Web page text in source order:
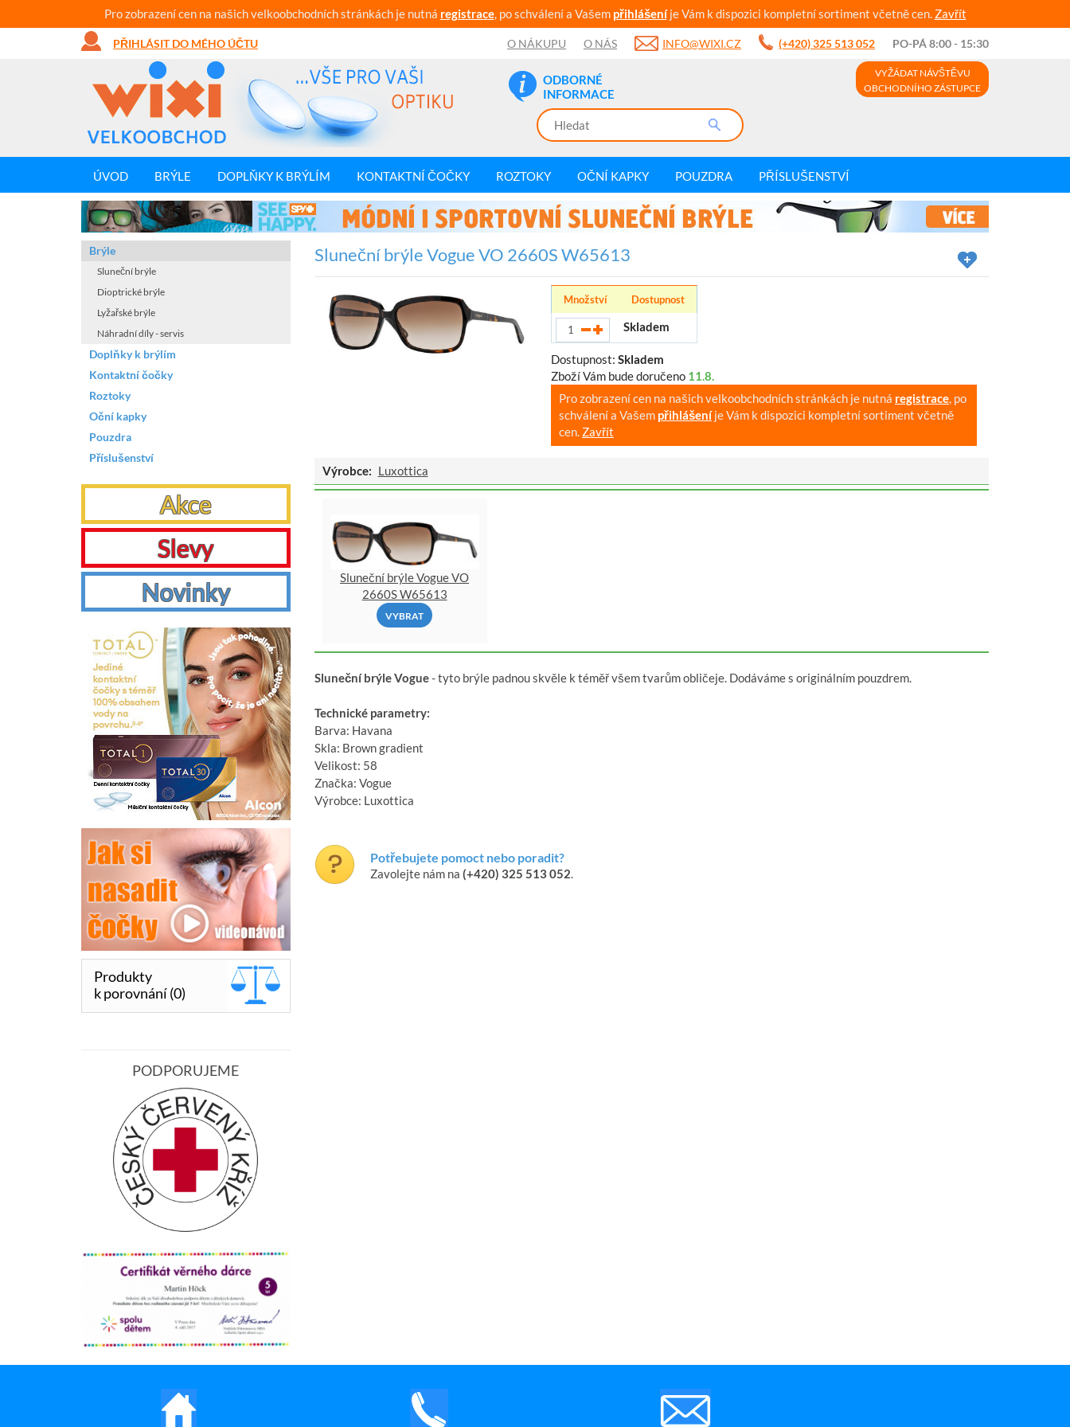
Pro zobrazení cen na našich velkoobchodních stránkách je nutná registrace, po schválení a Vašem přihlášeníje Vám k dispozici kompletní sortiment včetně cen. Zavřít
PŘIHLÁSIT DO MÉHO ÚČTU O NÁKUPU O NÁS INFO@WIXI.CZ (+420) 325 513 052 PO-PÁ 8:00 - 15:30
ODBORNÉ
INFORMACE
VYŽÁDAT NÁVŠTĚVU
OBCHODNÍHO ZÁSTUPCE
ÚVOD BRÝLE DOPLŇKY K BRÝLÍM KONTAKTNÍ ČOČKY ROZTOKY OČNÍ KAPKY POUZDRA PŘÍSLUŠENSTVÍ
Sluneční brýle Vogue VO 2660S W65613
Množství Dostupnost
Skladem
Dostupnost: Skladem
Zboží Vám bude doručeno 11.8.
Pro zobrazení cen na našich velkoobchodních stránkách je nutná registrace, po
schválení a Vašem přihlášeníje Vám k dispozici kompletní sortiment včetně
cen. Zavřít
Výrobce: Luxottica
Sluneční brýle Vogue VO
2660S W65613
VYBRAT
Sluneční brýle Vogue- tyto brýle padnou skvěle k téměř všem tvarům obličeje. Dodáváme s originálním pouzdrem.
Technické parametry:
Barva: Havana
Skla: Brown gradient
Velikost: 58
Značka: Vogue
Výrobce: Luxottica
Potřebujete pomoct nebo poradit?
Zavolejte nám na (+420) 325 513 052.
Brýle
Sluneční brýle
Dioptrické brýle
Lyžařské brýle
Náhradní díly - servis
Doplňky k brýlím
Kontaktní čočky
Roztoky
Oční kapky
Pouzdra
Příslušenství
Akce
Slevy
Novinky
Produkty
k porovnání (0)
PODPORUJEME